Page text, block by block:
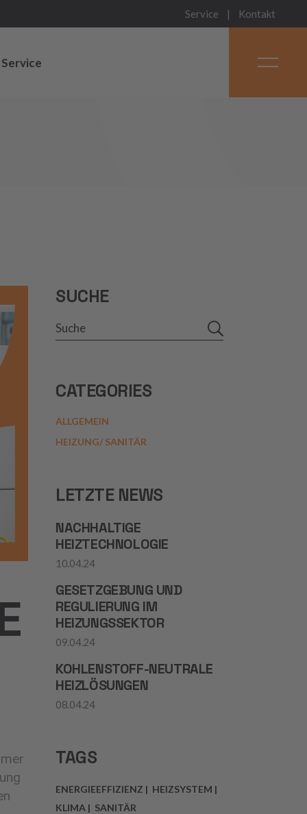
Service Kontakt
Service
SUCHE
CATEGORIES
ALLGEMEIN
HEIZUNG/ SANITÄR
LETZTE NEWS
NACHHALTIGE
HEIZTECHNOLOGIE
10.04.24
GESETZGEBUNG UND
REGULIERUNG IM
HEIZUNGSSEKTOR
09.04.24
KOHLENSTOFF-NEUTRALE
HEIZLÖSUNGEN
08.04.24
TAGS
ENERGIEEFFIZIENZ
HEIZSYSTEM
KLIMA
SANITÄR